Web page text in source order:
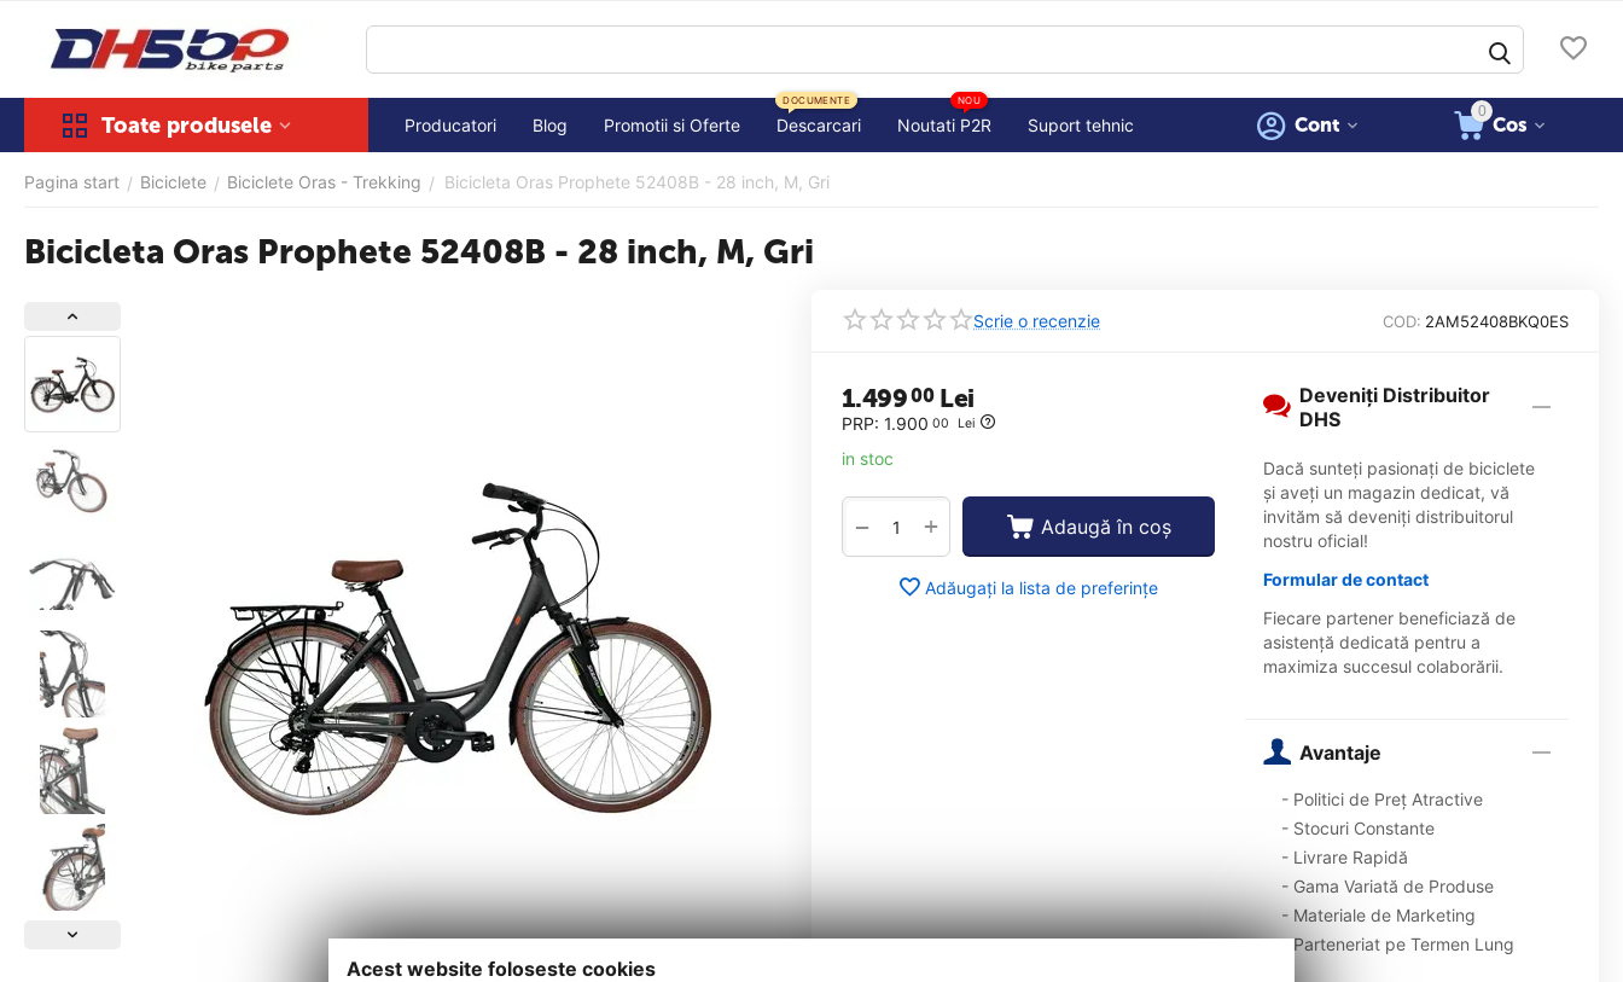
Toate produsele Producatori Blog Promotii si Oferte Descarcari
DOCUMENTE
Noutati P2R
NOU
Suport tehnic
0
Cos
Cont
Pagina start / Biciclete / Biciclete Oras - Trekking / Bicicleta Oras Prophete 52408B - 28 inch, M, Gri
Bicicleta Oras Prophete 52408B - 28 inch, M, Gri
Scrie o recenzie COD: 2AM52408BKQ0ES
1.49900 Lei
PRP: 1.900 00 Lei
in stoc
+
− Adaugă în coș
Adăugați la lista de preferințe
Deveniți Distribuitor
DHS
Dacă sunteți pasionați de biciclete
și aveți un magazin dedicat, vă
invităm să deveniți distribuitorul
nostru oficial!
Formular de contact
Fiecare partener beneficiază de
asistență dedicată pentru a
maximiza succesul colaborării.
Avantaje
- Politici de Preț Atractive
- Stocuri Constante
- Livrare Rapidă
- Gama Variată de Produse
- Materiale de Marketing
- Parteneriat pe Termen Lung
Acest website foloseste cookies